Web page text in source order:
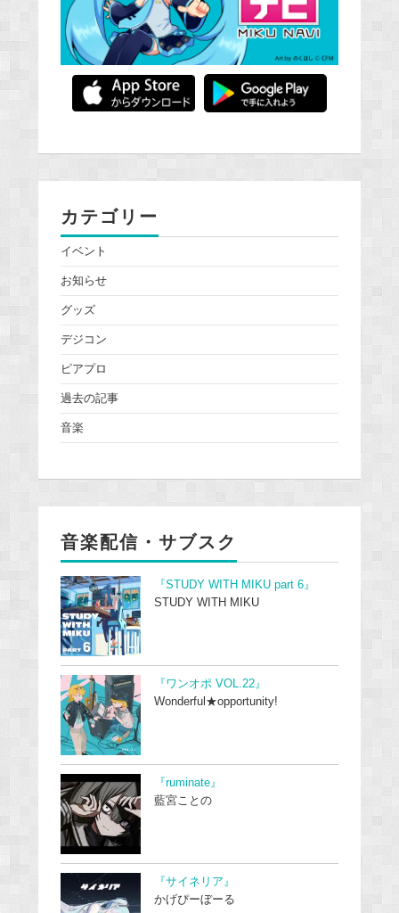
カテゴリー
イベント
お知らせ
グッズ
デジコン
ピアプロ
過去の記事
音楽
音楽配信・サブスク
『STUDY WITH MIKU part 6』
STUDY WITH MIKU
『ワンオポ VOL.22』
Wonderful★opportunity!
『ruminate』
藍宮ことの
『サイネリア』
かげぴーぼーる